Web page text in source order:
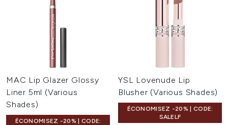
MAC Lip Glazer Glossy
Liner 5ml (Various
Shades)
ÉCONOMISEZ -20% | CODE:
YSL Lovenude Lip
Blusher (Various Shades)
ÉCONOMISEZ -20% | CODE:
SALELF